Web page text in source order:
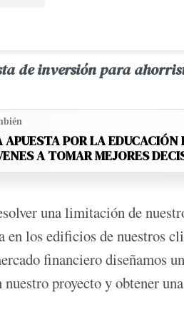
de inversión para
APUESTA POR LA
A TOMAR MEJORES
una limitación de
en los edificios de nuestros
financiero diseñamos
proyecto y obtener